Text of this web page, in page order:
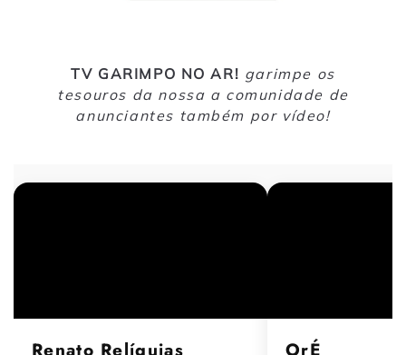
TV GARIMPO NO AR! garimpe os
tesouros da nossa a comunidade de
anunciantes também por vídeo!